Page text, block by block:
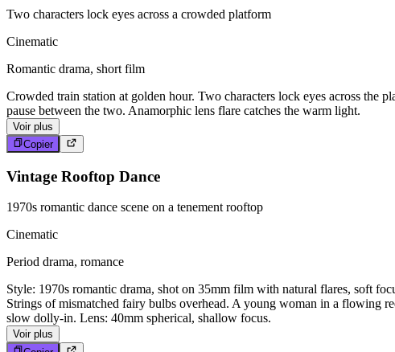
Two characters lock eyes across a crowded platform
Cinematic
Romantic drama, short film
Crowded train station at golden hour. Two characters lock eyes across the
pause between the two. Anamorphic lens flare catches the warm light.
Voir plus
Copier
Vintage Rooftop Dance
1970s romantic dance scene on a tenement rooftop
Cinematic
Period drama, romance
Style: 1970s romantic drama, shot on 35mm film with natural flares, soft
Strings of mismatched fairy bulbs overhead. A young woman in a flowing
slow dolly-in. Lens: 40mm spherical, shallow focus.
Voir plus